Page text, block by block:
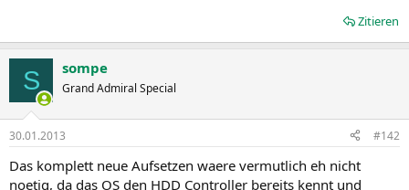
Zitieren
S sompe
Grand Admiral Special
30.01.2013 #142
Das komplett neue Aufsetzen waere vermutlich eh nicht
noetig, da das OS den HDD Controller bereits kennt und